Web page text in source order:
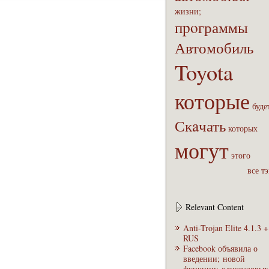
жизни;
пpoграммы
Автомобиль
Toyota
которые
Скaчать которых
могут этого
все
Relevant Content
Anti-Trojan Elite 4.1.3 +
RUS
Facebook объявила о
введении; новой